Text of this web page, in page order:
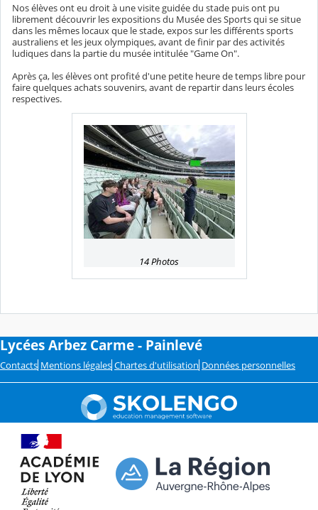
Nos élèves ont eu droit à une visite guidée du stade puis ont pu
librement découvrir les expositions du Musée des Sports qui se situe
dans les mêmes locaux que le stade, expos sur les différents sports
australiens et les jeux olympiques, avant de finir par des activités
ludiques dans la partie du musée intitulée "Game On".
Après ça, les élèves ont profité d'une petite heure de temps libre pour
faire quelques achats souvenirs, avant de repartir dans leurs écoles
respectives.
14 Photos
Lycées Arbez Carme - Painlevé
Contacts Mentions légales Chartes d'utilisation Données personnelles